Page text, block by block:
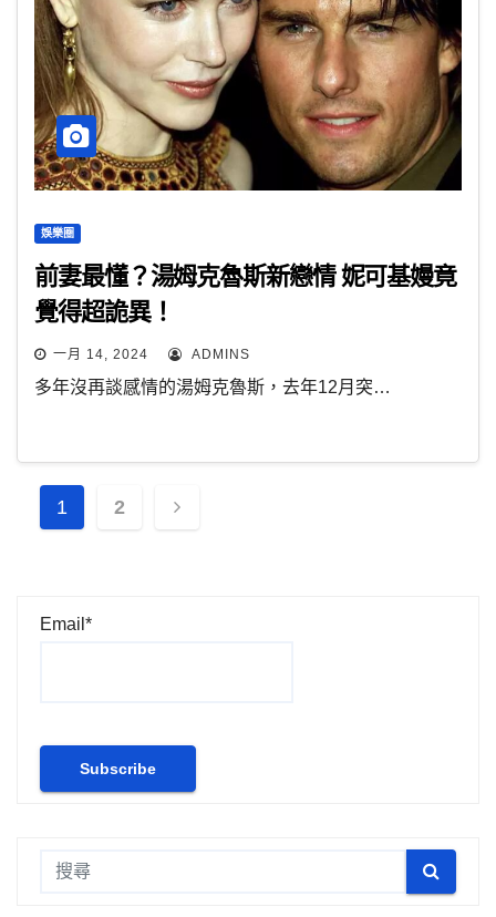
娛樂圈
前妻最懂？湯姆克魯斯新戀情 妮可基嫚竟
覺得超詭異！
一月 14, 2024 ADMINS
多年沒再談感情的湯姆克魯斯，去年12月突…
文
頁
1 2
Email*